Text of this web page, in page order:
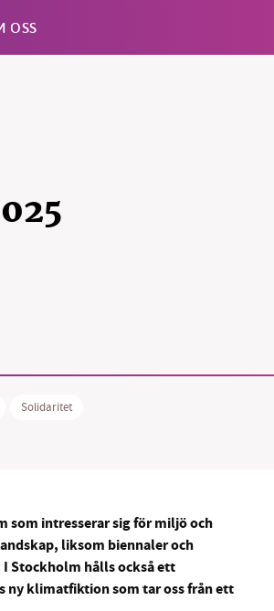
OSS
Solidaritet
som intresserar sig för miljö och
liksom biennaler och
Stockholm hålls också ett
ny klimatfiktion som tar oss från ett
framtid. Sedan starten 2010 har
drivit miljödebatten framåt genom
Nu vill vi utveckla vårt
att du vill hjälpa oss.